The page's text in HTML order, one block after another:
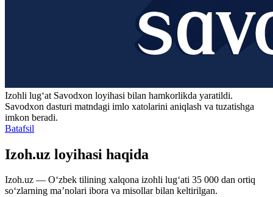
Izohli lugʻat Savodxon loyihasi bilan hamkorlikda yaratildi.
Savodxon dasturi matndagi imlo xatolarini aniqlash va tuzatishga
imkon beradi.
Batafsil
Izoh.uz loyihasi haqida
Izoh.uz — O‘zbek tilining xalqona izohli lug‘ati 35 000 dan ortiq
so‘zlarning ma’nolari ibora va misollar bilan keltirilgan.